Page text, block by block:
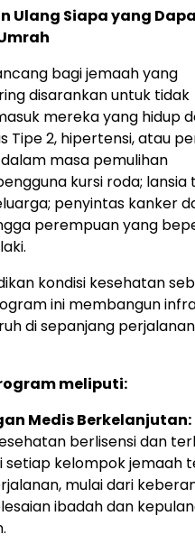
Ulang Siapa yang
bagi jemaah yang
disarankan untuk tidak
mereka yang hidup
Tipe 2, hipertensi, atau
masa pemulihan
kursi roda; lansia
penyintas kanker
perempuan yang
kondisi kesehatan
ini membangun
di sepanjang
meliputi:
Medis Berkelanjutan:
berlisensi dan
setiap kelompok jemaah
mulai dari
ibadah dan